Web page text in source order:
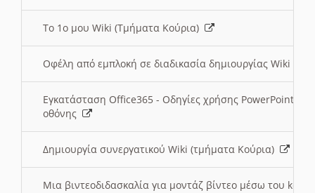
Το 1ο μου Wiki (Τμήματα Κούρια)
Οφέλη από εμπλοκή σε διαδικασία δημιουργίας Wiki
Εγκατάσταση Office365 - Οδηγίες χρήσης PowerPoint
οθόνης
Δημιουργία συνεργατικού Wiki (τμήματα Κούρια)
Μια βιντεοδιδασκαλία για μοντάζ βίντεο μέσω του